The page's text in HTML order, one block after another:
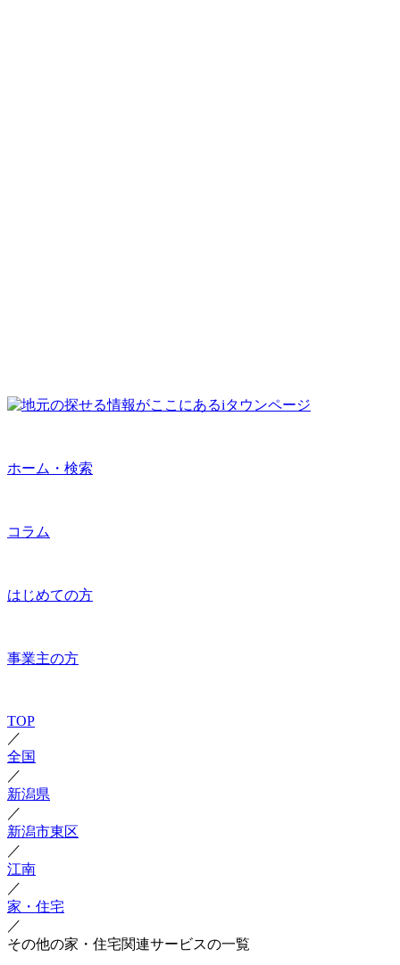
ホーム・検索
コラム
はじめての方
事業主の方
TOP
／
全国
／
新潟県
／
新潟市東区
／
江南
／
家・住宅
／
その他の家・住宅関連サービスの一覧